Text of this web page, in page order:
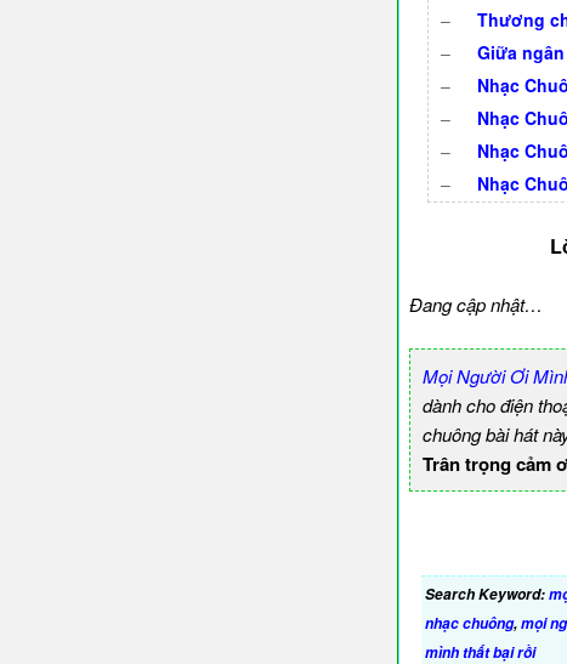
–
Thương
–
Giữa
–
Nhạc
–
Nhạc
–
Nhạc
–
Nhạc
Đang cập nhật…
Mọi Người Ơi
dành cho điện
chuông bài hát
Trân trọng cảm
Search Keyword:
nhạc chuông,mọi
mình thất bại rồi